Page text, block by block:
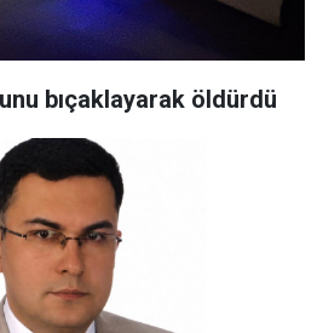
bıçaklayarak öldürdü